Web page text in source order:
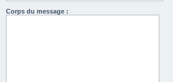
Corps du message :